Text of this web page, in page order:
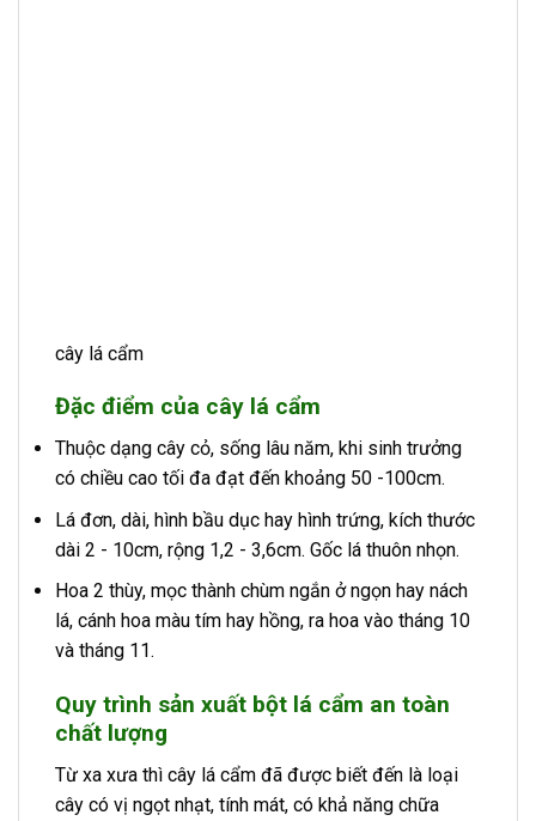
cây lá cẩm
Đặc điểm của cây lá cẩm
Thuộc dạng cây cỏ, sống lâu năm, khi sinh trưởng
có chiều cao tối đa đạt đến khoảng 50 -100cm.
Lá đơn, dài, hình bầu dục hay hình trứng, kích thước
dài 2 - 10cm, rộng 1,2 - 3,6cm. Gốc lá thuôn nhọn.
Hoa 2 thùy, mọc thành chùm ngắn ở ngọn hay nách
lá, cánh hoa màu tím hay hồng, ra hoa vào tháng 10
và tháng 11.
Quy trình sản xuất bột lá cẩm an toàn
chất lượng
Từ xa xưa thì cây lá cẩm đã được biết đến là loại
cây có vị ngọt nhạt, tính mát, có khả năng chữa